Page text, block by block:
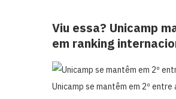
Viu essa? Unicamp
em ranking
Unicamp se mantêm em 2º